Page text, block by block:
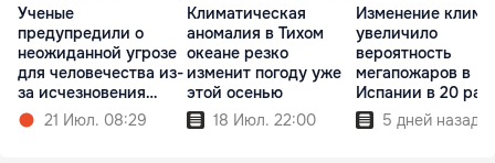
Ученые
предупредили о
неожиданной угрозе
для человечества из-
за исчезновения
цветов21 Июл. 08:29
Климатическая
аномалия в Тихом
океане резко
изменит погоду уже
этой осенью
18 Июл. 22:00
Изменение
увеличило
вероятность
мегапожаров в
Испании в 20 раз
5 дней назад